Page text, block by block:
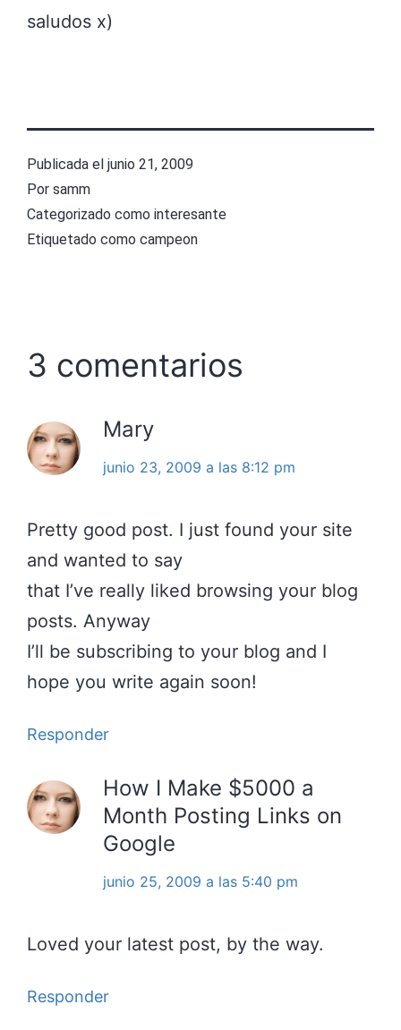
saludos x)
Publicada el junio 21, 2009
Por samm
Categorizado como interesante
Etiquetado como campeon
3 comentarios
Mary
junio 23, 2009 a las 8:12 pm
Pretty good post. I just found your site
and wanted to say
that I’ve really liked browsing your blog
posts. Anyway
I’ll be subscribing to your blog and I
hope you write again soon!
Responder
How I Make $5000 a
Month Posting Links on
Google
junio 25, 2009 a las 5:40 pm
Loved your latest post, by the way.
Responder